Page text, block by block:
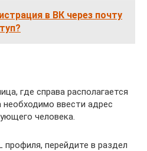
в ВК через почту
где справа располагается
необходимо ввести адрес
человека.
профиля, перейдите в раздел